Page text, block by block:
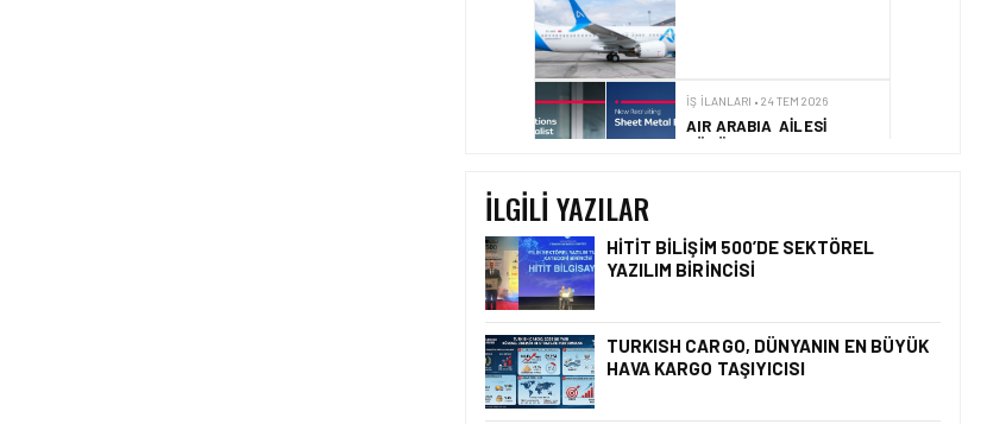
İŞ İLANLARI • 24 TEM 2026
AIR ARABIA AILESI
BÜYÜYOR! 2026 AÇIK
İŞ İLANLARI • 16 MAY 2026
EKIP ARKADAŞLARI
ARANIYOR
İLGILI YAZILAR
HITIT BILIŞIM 500’DE SEKTÖREL
YAZILIM BIRINCISI
TURKISH CARGO, DÜNYANIN EN BÜYÜK
HAVA KARGO TAŞIYICISI